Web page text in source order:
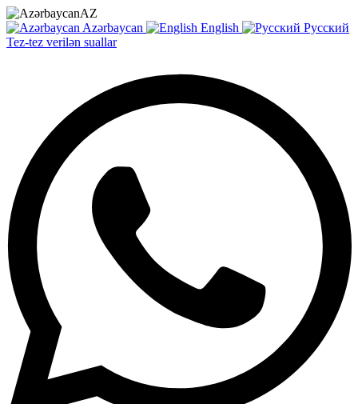
AZ
Azərbaycan
English
Русский
Tez-tez verilən suallar